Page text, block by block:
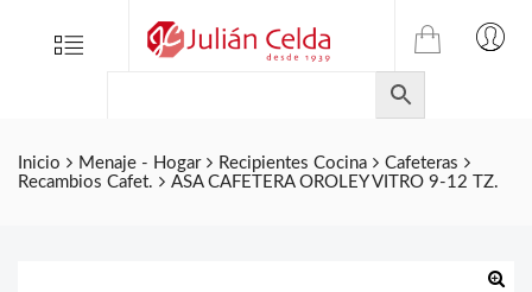
Menu
TIENDA
ONLINE
DE
JULIAN
CELDA
S.L.
Inicio Menaje - Hogar Recipientes Cocina
Cafeteras
Recambios Cafet.
ASA CAFETERA OROLEY VITRO 9-12 TZ.
Folletos
Contacto